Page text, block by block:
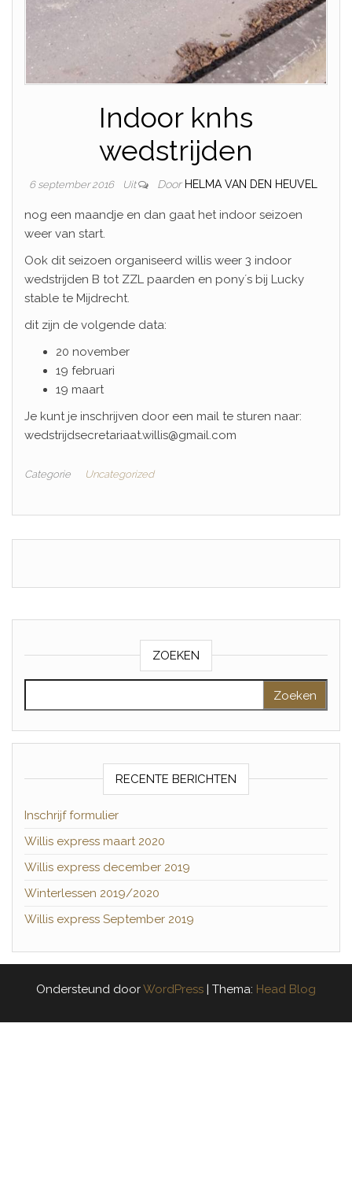
Indoor knhs
wedstrijden
6 september 2016 Uit Door HELMA VAN DEN HEUVEL
nog een maandje en dan gaat het indoor seizoen
weer van start.
Ook dit seizoen organiseerd willis weer 3 indoor
wedstrijden B tot ZZL paarden en pony´s bij Lucky
stable te Mijdrecht.
dit zijn de volgende data:
20 november
19 februari
19 maart
Je kunt je inschrijven door een mail te sturen naar:
wedstrijdsecretariaat.willis@gmail.com
Categorie Uncategorized
ZOEKEN
RECENTE BERICHTEN
Inschrijf formulier
Willis express maart 2020
Willis express december 2019
Winterlessen 2019/2020
Willis express September 2019
Ondersteund doorWordPress | Thema: Head Blog